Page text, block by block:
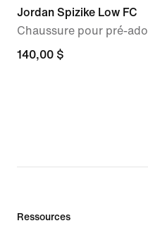
Jordan Spizike Low FC
Chaussure pour pré-ado
140,00 $
140,00 $
Ressources